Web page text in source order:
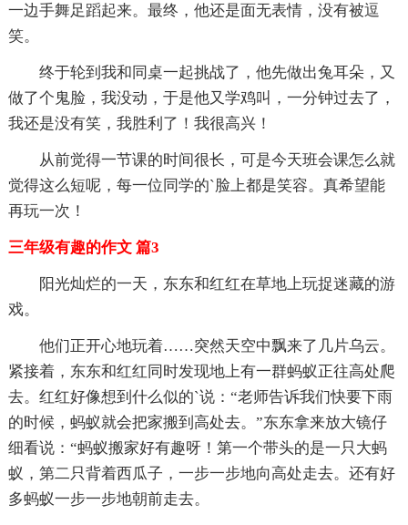
一边手舞足蹈起来。最终，他还是面无表情，没有被逗
笑。
终于轮到我和同桌一起挑战了，他先做出兔耳朵，又
做了个鬼脸，我没动，于是他又学鸡叫，一分钟过去了，
我还是没有笑，我胜利了！我很高兴！
从前觉得一节课的时间很长，可是今天班会课怎么就
觉得这么短呢，每一位同学的`脸上都是笑容。真希望能
再玩一次！
三年级有趣的作文 篇3
阳光灿烂的一天，东东和红红在草地上玩捉迷藏的游
戏。
他们正开心地玩着……突然天空中飘来了几片乌云。
紧接着，东东和红红同时发现地上有一群蚂蚁正往高处爬
去。红红好像想到什么似的`说：“老师告诉我们快要下雨
的时候，蚂蚁就会把家搬到高处去。”东东拿来放大镜仔
细看说：“蚂蚁搬家好有趣呀！第一个带头的是一只大蚂
蚁，第二只背着西瓜子，一步一步地向高处走去。还有好
多蚂蚁一步一步地朝前走去。